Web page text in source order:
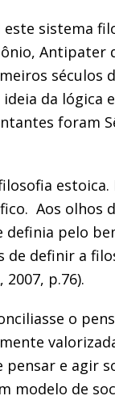
sistema
Antipater
séculos
da lógica
foram
estoica.
Aos olhos
definia pelo
de definir a
p.76).
o
e agir
modelo de